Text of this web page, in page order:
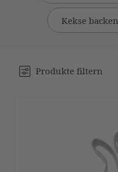
Kekse backen
Produkte filtern